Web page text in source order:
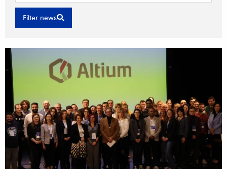
Filter news